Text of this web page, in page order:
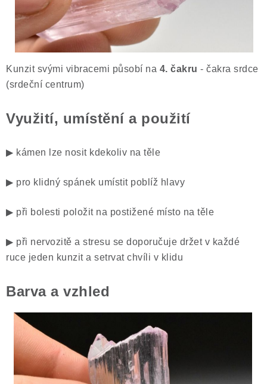
Kunzit svými vibracemi působí na 4. čakru - čakra srdce
(srdeční centrum)
Využití, umístění a použití
▶ kámen lze nosit kdekoliv na těle
▶ pro klidný spánek umístit poblíž hlavy
▶ při bolesti položit na postižené místo na těle
▶ při nervozitě a stresu se doporučuje držet v každé
ruce jeden kunzit a setrvat chvíli v klidu
Barva a vzhled